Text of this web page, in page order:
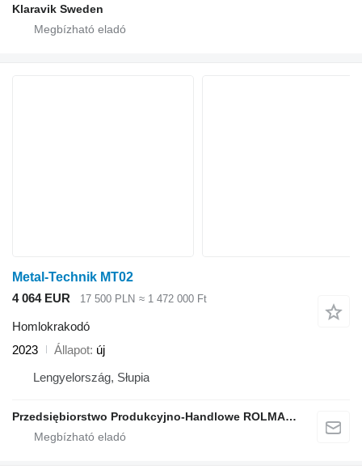
Klaravik Sweden
Metal-Technik MT02
4 064 EUR
17 500 PLN ≈ 1 472 000 Ft
Homlokrakodó
2023
Állapot új
Lengyelország, Słupia
Przedsiębiorstwo Produkcyjno-Handlowe ROLMAPOL Marcin Dziekan